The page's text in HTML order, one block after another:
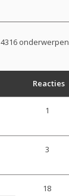
4316 onderwerpen
Reacties
1
3
18